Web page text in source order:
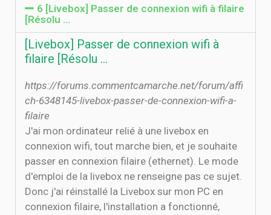
6 [Livebox] Passer de connexion wifi à filaire
[Résolu ...
[Livebox] Passer de connexion wifi à
filaire [Résolu ...
https://forums.commentcamarche.net/forum/affi
ch-6348145-livebox-passer-de-connexion-wifi-a-
filaire
J'ai mon ordinateur relié à une livebox en
connexion wifi, tout marche bien, et je souhaite
passer en connexion filaire (ethernet). Le mode
d'emploi de la livebox ne renseigne pas ce sujet.
Donc j'ai réinstallé la Livebox sur mon PC en
connexion filaire, l'installation a fonctionné,